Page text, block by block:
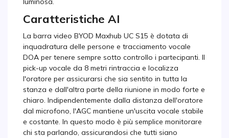
Caratteristiche AI
La barra video BYOD Maxhub UC S15 è dotata di
inquadratura delle persone e tracciamento vocale
DOA per tenere sempre sotto controllo i partecipanti. Il
pick-up vocale da 8 metri rintraccia e localizza
l'oratore per assicurarsi che sia sentito in tutta la
stanza e dall'altra parte della riunione in modo forte e
chiaro. Indipendentemente dalla distanza dell'oratore
dal microfono, l'AGC mantiene un'uscita vocale stabile
e costante. In questo modo è più semplice monitorare
chi sta parlando, assicurandosi che tutti siano